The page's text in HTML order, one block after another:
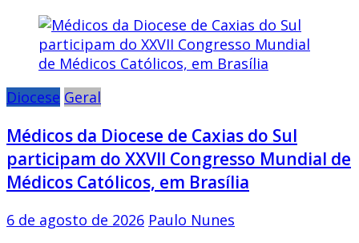
Diocese Geral
Médicos da Diocese de Caxias do Sul
participam do XXVII Congresso Mundial de
Médicos Católicos, em Brasília
6 de agosto de 2026 Paulo Nunes